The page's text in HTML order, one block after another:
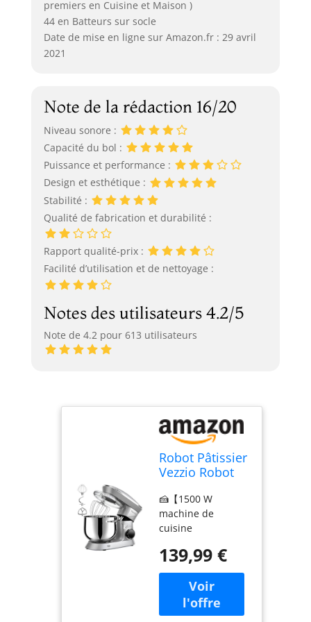
premiers en Cuisine et Maison )
44 en Batteurs sur socle
Date de mise en ligne sur Amazon.fr : 29 avril
2021
Note de la rédaction 16/20
Niveau sonore :
Capacité du bol :
Puissance et performance :
Design et esthétique :
Stabilité :
Qualité de fabrication et durabilité :
Rapport qualité-prix :
Facilité d’utilisation et de nettoyage :
Notes des utilisateurs 4.2/5
Note de 4.2 pour 613 utilisateurs
Robot Pâtissier
Vezzio Robot
Multifonctions
8.5L Robot
Pâtissier 6
Pétrin
Professionnel
Faible Bruit vec
Crochet
Pétrin,Batteur
🍰【1500 W
machine de
cuisine
Le pétrin Vezzio
convient aux
boulangers et aux
chefs cuisiniers. Il
se compose d'un
139,99 €